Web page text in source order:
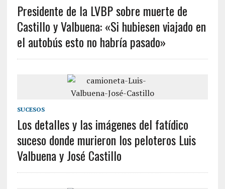
Presidente de la LVBP sobre muerte de
Castillo y Valbuena: «Si hubiesen viajado en
el autobús esto no habría pasado»
SUCESOS
Los detalles y las imágenes del fatídico
suceso donde murieron los peloteros Luis
Valbuena y José Castillo